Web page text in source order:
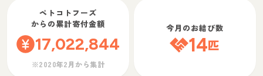
ペトコトフーズ
からの累計寄付金額
17,022,844
※2020年2月から集計
今月のお結び数
14匹